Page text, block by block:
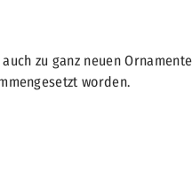
zu ganz neuen
worden.